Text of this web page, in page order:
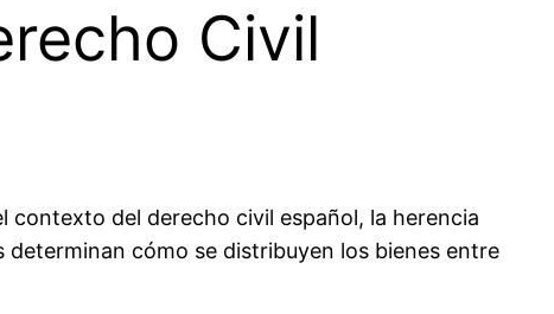
Civil
contexto del derecho civil español, la herencia
cómo se distribuyen los bienes entre